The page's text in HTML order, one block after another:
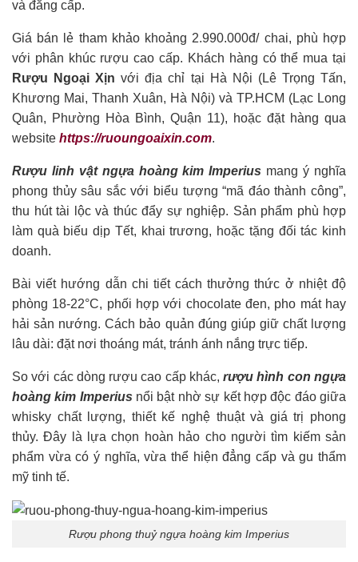
và đẳng cấp.
Giá bán lẻ tham khảo khoảng 2.990.000đ/ chai, phù hợp
với phân khúc rượu cao cấp. Khách hàng có thể mua tại
Rượu Ngoại Xịn với địa chỉ tại Hà Nội (Lê Trọng Tấn,
Khương Mai, Thanh Xuân, Hà Nội) và TP.HCM (Lạc Long
Quân, Phường Hòa Bình, Quận 11), hoặc đặt hàng qua
website https://ruoungoaixin.com.
Rượu linh vật ngựa hoàng kim Imperius mang ý nghĩa
phong thủy sâu sắc với biểu tượng “mã đáo thành công”,
thu hút tài lộc và thúc đẩy sự nghiệp. Sản phẩm phù hợp
làm quà biếu dịp Tết, khai trương, hoặc tặng đối tác kinh
doanh.
Bài viết hướng dẫn chi tiết cách thưởng thức ở nhiệt độ
phòng 18-22°C, phối hợp với chocolate đen, pho mát hay
hải sản nướng. Cách bảo quản đúng giúp giữ chất lượng
lâu dài: đặt nơi thoáng mát, tránh ánh nắng trực tiếp.
So với các dòng rượu cao cấp khác,rượu hình con ngựa
hoàng kim Imperius nổi bật nhờ sự kết hợp độc đáo giữa
whisky chất lượng, thiết kế nghệ thuật và giá trị phong
thủy. Đây là lựa chọn hoàn hảo cho người tìm kiếm sản
phẩm vừa có ý nghĩa, vừa thể hiện đẳng cấp và gu thẩm
mỹ tinh tế.
Rượu phong thuỷ ngựa hoàng kim Imperius